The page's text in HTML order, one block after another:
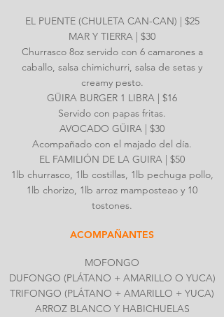
EL PUENTE (CHULETA CAN-CAN) | $25
MAR Y TIERRA | $30
Churrasco 8oz servido con 6 camarones a
caballo, salsa chimichurri, salsa de setas y
creamy pesto.
GÜIRA BURGER 1 LIBRA | $16
Servido con papas fritas.
AVOCADO GÜIRA | $30
Acompañado con el majado del día.
EL FAMILIÓN DE LA GUIRA | $50
1lb churrasco, 1lb costillas, 1lb pechuga pollo,
1lb chorizo, 1lb arroz mamposteao y 10
tostones.
ACOMPAÑANTES
MOFONGO
DUFONGO (PLÁTANO + AMARILLO O YUCA)
TRIFONGO (PLÁTANO + AMARILLO + YUCA)
ARROZ BLANCO Y HABICHUELAS